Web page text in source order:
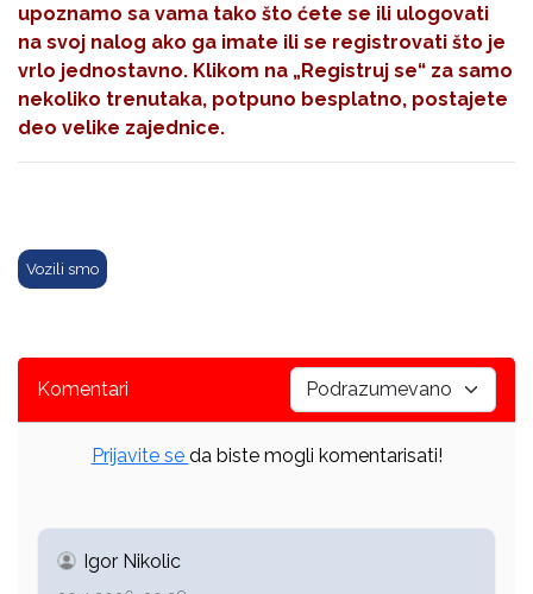
upoznamo sa vama tako što ćete se ili ulogovati
na svoj nalog ako ga imate ili se registrovati što je
vrlo jednostavno. Klikom na „Registruj se“ za samo
nekoliko trenutaka, potpuno besplatno, postajete
deo velike zajednice.
Vozili smo
Komentari
Prijavite se da biste mogli komentarisati!
Igor Nikolic